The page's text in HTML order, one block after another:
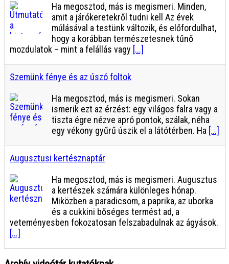
Ha megosztod, más is megismeri. Minden,
amit a járókeretekről tudni kell Az évek
múlásával a testünk változik, és előfordulhat,
hogy a korábban természetesnek tűnő
mozdulatok – mint a felállás vagy [...]
Szemünk fénye és az úszó foltok
Ha megosztod, más is megismeri. Sokan
ismerik ezt az érzést: egy világos falra vagy a
tiszta égre nézve apró pontok, szálak, néha
egy vékony gyűrű úszik el a látótérben. Ha [...]
Augusztusi kertésznaptár
Ha megosztod, más is megismeri. Augusztus
a kertészek számára különleges hónap.
Miközben a paradicsom, a paprika, az uborka
és a cukkini bőséges termést ad, a
veteményesben fokozatosan felszabadulnak az ágyások.
[...]